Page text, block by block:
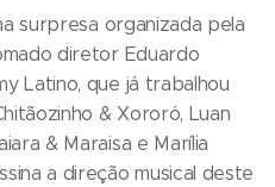
surpresa organizada pela
diretor Eduardo
Latino, que já trabalhou
& Xororó, Luan
& Maraisa e Marília
a direção musical deste